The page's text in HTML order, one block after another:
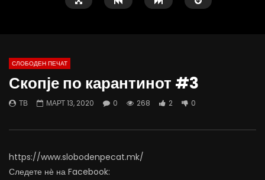
07.08.2026
0
1.4K 15 0
06.08.2026
СЛОБОДЕН ПЕЧАТ
Скопје по карантинот #3
ТВ МАРТ 13, 2020 0 268 2 0
https://www.slobodenpecat.mk/
Следете нѐ на Facebook: